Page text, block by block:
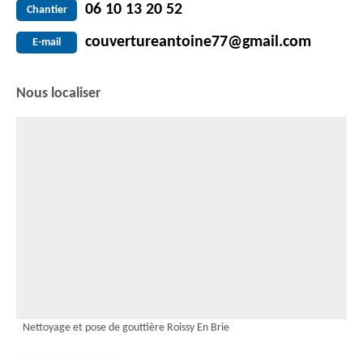
Chantier 06 10 13 20 52
E-mail couvertureantoine77@gmail.com
Nous localiser
Nettoyage et pose de gouttière Roissy En Brie